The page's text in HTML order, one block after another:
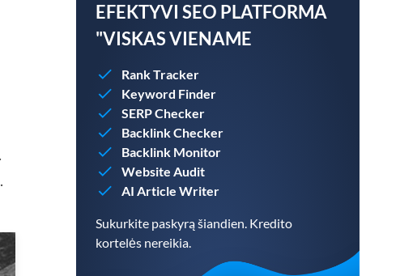
EFEKTYVI SEO PLATFORMA
"VISKAS VIENAME
Rank Tracker
Keyword Finder
SERP Checker
Backlink Checker
Backlink Monitor
Website Audit
AI Article Writer
Sukurkite paskyrą šiandien. Kredito
kortelės nereikia.